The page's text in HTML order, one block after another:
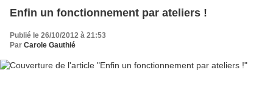
Enfin un fonctionnement par ateliers !
Publié le 26/10/2012 à 21:53
Par Carole Gauthié